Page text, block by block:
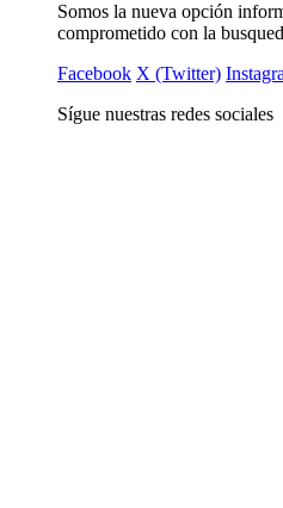
Somos la nueva opción
comprometido con la
Facebook X (Twitter)
Sígue nuestras redes sociales